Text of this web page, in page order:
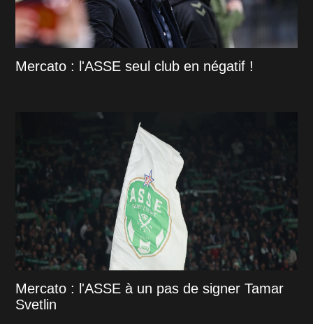
Mercato : l'ASSE seul club en négatif !
Mercato : l'ASSE à un pas de signer Tamar
Svetlin